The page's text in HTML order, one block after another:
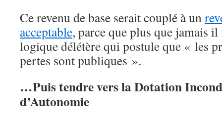
Ce revenu de base serait couplé à un
acceptable, parce que plus que jamais
logique délétère qui postule que « les
pertes sont publiques ».
…Puis tendre vers la Dotation
d’Autonomie